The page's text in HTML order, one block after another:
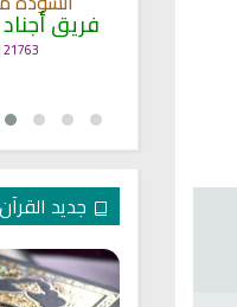
فريق
21763 | 2025-05-04
جديد